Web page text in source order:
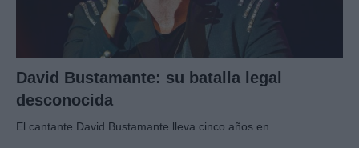
David Bustamante: su batalla legal
desconocida
El cantante David Bustamante lleva cinco años en…